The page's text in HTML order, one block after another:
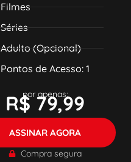
Filmes
Séries
Adulto (Opcional)
Pontos de Acesso: 1
por apenas:
R$ 79,99
ASSINAR AGORA
Compra segura